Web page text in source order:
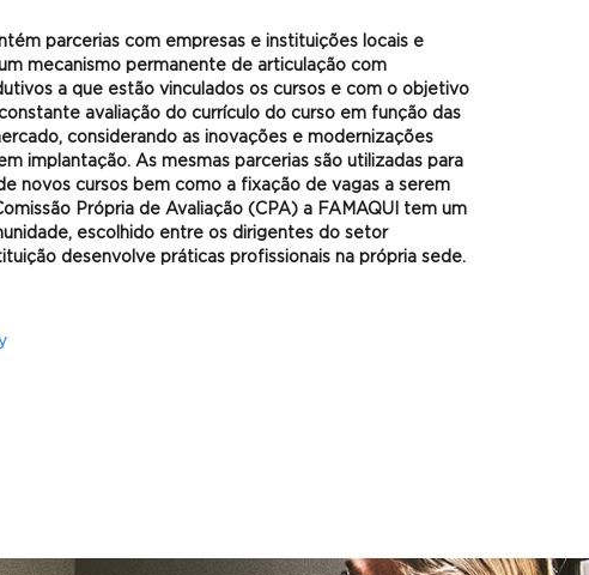
parcerias com empresas e instituições locais e
mecanismo permanente de articulação com
a que estão vinculados os cursos e com o objetivo
avaliação do currículo do curso em função das
considerando as inovações e modernizações
implantação. As mesmas parcerias são utilizadas para
novos cursos bem como a fixação de vagas a serem
Própria de Avaliação (CPA) a FAMAQUI tem um
escolhido entre os dirigentes do setor
desenvolve práticas profissionais na própria sede.